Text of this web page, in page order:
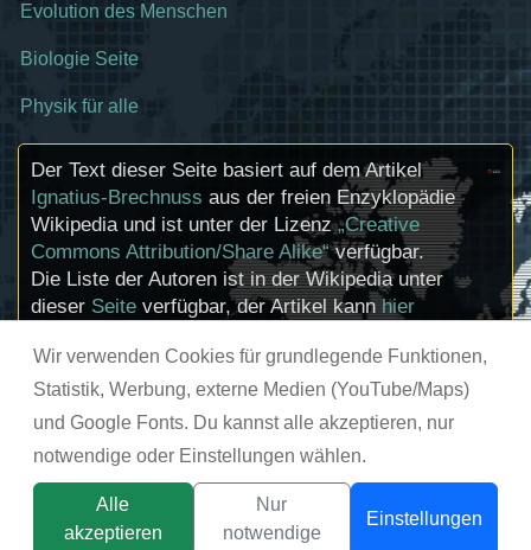
Wir verwenden Cookies für grundlegende Funktionen,
Statistik, Werbung, externe Medien (YouTube/Maps)
und Google Fonts. Du kannst alle akzeptieren, nur
notwendige oder Einstellungen wählen.
Alle
akzeptieren
Nur
notwendige
Einstellungen
Evolution des Menschen
Biologie Seite
Physik für alle
Der Text dieser Seite basiert auf dem Artikel
Ignatius-Brechnuss aus der freien Enzyklopädie
Wikipedia und ist unter der Lizenz„Creative
Commons Attribution/Share Alike“verfügbar.
Die Liste der Autoren ist in der Wikipedia unter
dieser Seite verfügbar, der Artikel kannhier
Urhebern und zum Lizenzstatus eingebundener
Mediendateien (etwa Bilder oder Videos) können
im Regelfall durch Anklicken dieser abgerufen
© chemie-schule.de 2026